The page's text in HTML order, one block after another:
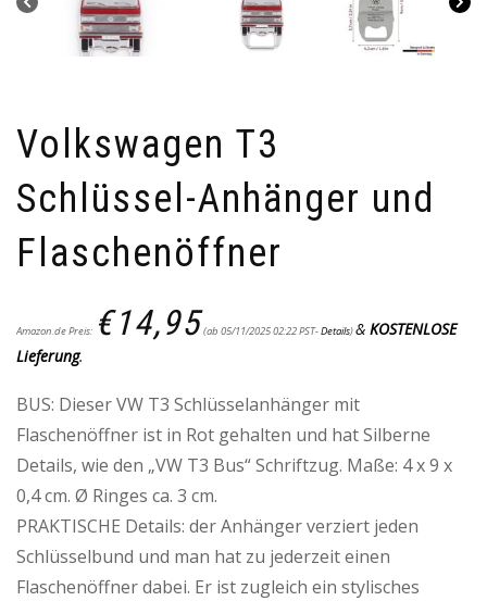
Volkswagen T3
Schlüssel-Anhänger und
Flaschenöffner
Amazon.de Preis: €14,95(ab 05/11/2025 02:22 PST-Details)& KOSTENLOSE
Lieferung.
BUS: Dieser VW T3 Schlüsselanhänger mit
Flaschenöffner ist in Rot gehalten und hat Silberne
Details, wie den „VW T3 Bus“ Schriftzug. Maße: 4 x 9 x
0,4 cm. Ø Ringes ca. 3 cm.
PRAKTISCHE Details: der Anhänger verziert jeden
Schlüsselbund und man hat zu jederzeit einen
Flaschenöffner dabei. Er ist zugleich ein stylisches